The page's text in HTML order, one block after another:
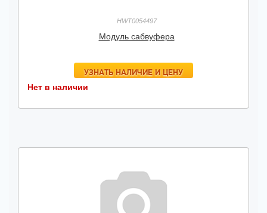
HWT0054497
Модуль сабвуфера
УЗНАТЬ НАЛИЧИЕ И ЦЕНУ
Нет в наличии